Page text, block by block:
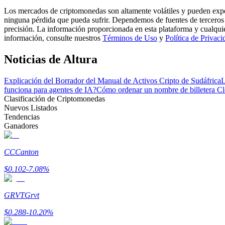
Conviértete en un Trader de Copia
Disfruta del reparto de beneficios y comisiones de copy trading
Información
Los mercados de criptomonedas son altamente volátiles y pueden
ninguna pérdida que pueda sufrir. Dependemos de fuentes de
precisión. La información proporcionada en esta plataforma y
información, consulte nuestros Términos de Uso y Política de
Noticias de Altura
Explicación del Borrador del Manual de Activos Cripto de Sudáfrica
funciona para agentes de IA?Cómo ordenar un nombre de billetera
Clasificación de Criptomonedas
Nuevos Listados
Tendencias
Ganadores
CCCanton
$0.102-7.08%
GRVTGrvt
$0.288-10.20%